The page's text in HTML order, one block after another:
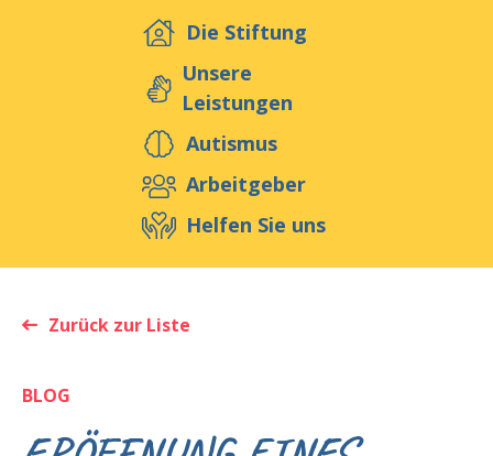
Arbeitgeber
Helfen Sie uns
Veranstaltungen Publikationen
Die Stiftung
Unsere
Leistungen
Autismus
Arbeitgeber
Helfen Sie uns
Zurück zur Liste
BLOG